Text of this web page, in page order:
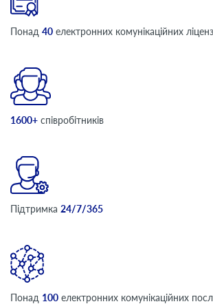
Понад 40 електронних комунікаційних
1600+ співробітників
Підтримка 24/7/365
Понад 100 електронних комунікаційних